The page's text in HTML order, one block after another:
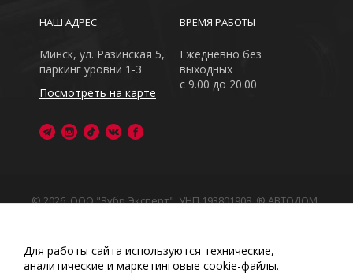
ВРЕМЯ РАБОТЫ
Ежедневно без
выходных
с 9.00 до 20.00
НАШ АДРЕС
Минск, ул. Разинская 5,
паркинг уровни 1-3
Посмотреть на карте
© 2026, ООО "Зубр Эксперт", УНП 193801908. ® АВТОДОМ
Обращаем Ваше внимание на то, что данный интернет-
сайт носит исключительно информационный характер
Любое использование либо копирование материалов
Для работы сайта используются технические,
аналитические и маркетинговые сооkіе-файлы.